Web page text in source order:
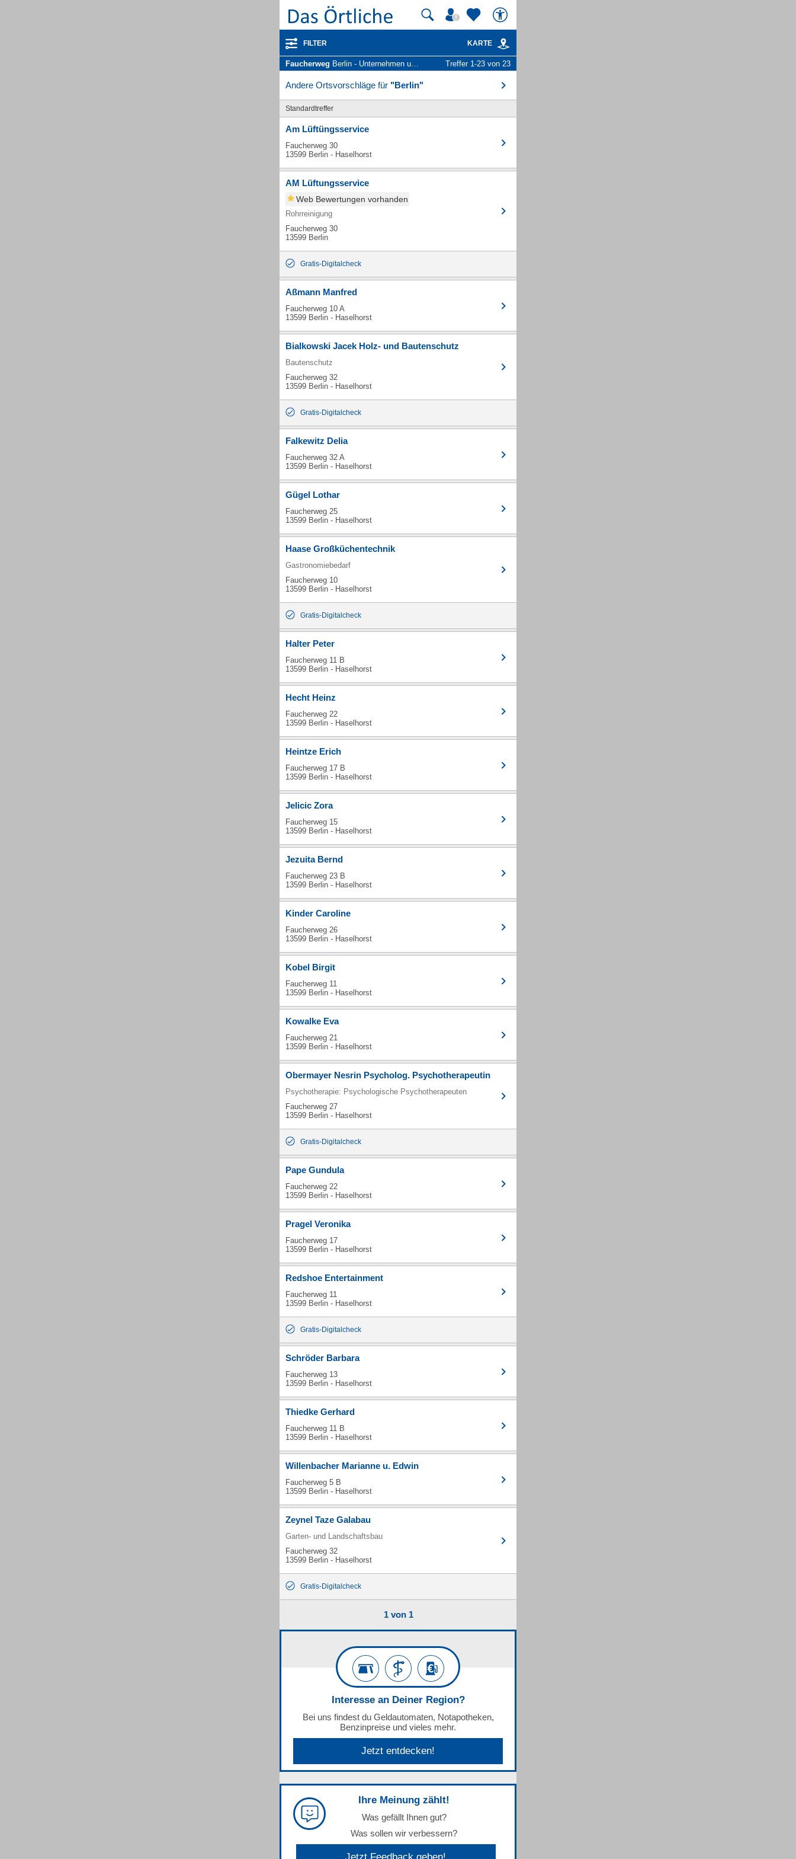
FILTER KARTE
Faucherweg Berlin - Unternehmen und Personen Treffer 1-23 von 23
Andere Ortsvorschläge für "Berlin"
Standardtreffer
Am Lüftüngsservice
Faucherweg 30
13599 Berlin - Haselhorst
AM Lüftungsservice
Web Bewertungen vorhanden
Rohrreinigung
Faucherweg 30
13599 Berlin
Gratis-Digitalcheck
Aßmann Manfred
Faucherweg 10 A
13599 Berlin - Haselhorst
Bialkowski Jacek Holz- und Bautenschutz
Bautenschutz
Faucherweg 32
13599 Berlin - Haselhorst
Gratis-Digitalcheck
Falkewitz Delia
Faucherweg 32 A
13599 Berlin - Haselhorst
Gügel Lothar
Faucherweg 25
13599 Berlin - Haselhorst
Haase Großküchentechnik
Gastronomiebedarf
Faucherweg 10
13599 Berlin - Haselhorst
Gratis-Digitalcheck
Halter Peter
Faucherweg 11 B
13599 Berlin - Haselhorst
Hecht Heinz
Faucherweg 22
13599 Berlin - Haselhorst
Heintze Erich
Faucherweg 17 B
13599 Berlin - Haselhorst
Jelicic Zora
Faucherweg 15
13599 Berlin - Haselhorst
Jezuita Bernd
Faucherweg 23 B
13599 Berlin - Haselhorst
Kinder Caroline
Faucherweg 26
13599 Berlin - Haselhorst
Kobel Birgit
Faucherweg 11
13599 Berlin - Haselhorst
Kowalke Eva
Faucherweg 21
13599 Berlin - Haselhorst
Obermayer Nesrin Psycholog. Psychotherapeutin
Psychotherapie: Psychologische Psychotherapeuten
Faucherweg 27
13599 Berlin - Haselhorst
Gratis-Digitalcheck
Pape Gundula
Faucherweg 22
13599 Berlin - Haselhorst
Pragel Veronika
Faucherweg 17
13599 Berlin - Haselhorst
Redshoe Entertainment
Faucherweg 11
13599 Berlin - Haselhorst
Gratis-Digitalcheck
Schröder Barbara
Faucherweg 13
13599 Berlin - Haselhorst
Thiedke Gerhard
Faucherweg 11 B
13599 Berlin - Haselhorst
Willenbacher Marianne u. Edwin
Faucherweg 5 B
13599 Berlin - Haselhorst
Zeynel Taze Galabau
Garten- und Landschaftsbau
Faucherweg 32
13599 Berlin - Haselhorst
Gratis-Digitalcheck
1 von 1
Interesse an Deiner Region?
Bei uns findest du Geldautomaten, Notapotheken,
Benzinpreise und vieles mehr.
Jetzt entdecken!
Ihre Meinung zählt!
Was gefällt Ihnen gut?
Was sollen wir verbessern?